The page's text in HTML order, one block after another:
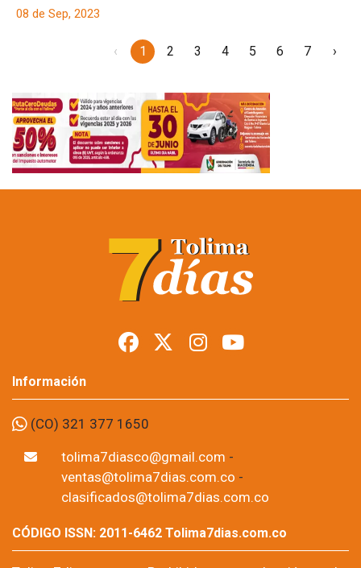
08 de Sep, 2023
‹ 1 2 3 4 5 6 7 ›
Información
(CO) 321 377 1650
tolima7diasco@gmail.com -
ventas@tolima7dias.com.co -
clasificados@tolima7dias.com.co
CÓDIGO ISSN: 2011-6462 Tolima7dias.com.co